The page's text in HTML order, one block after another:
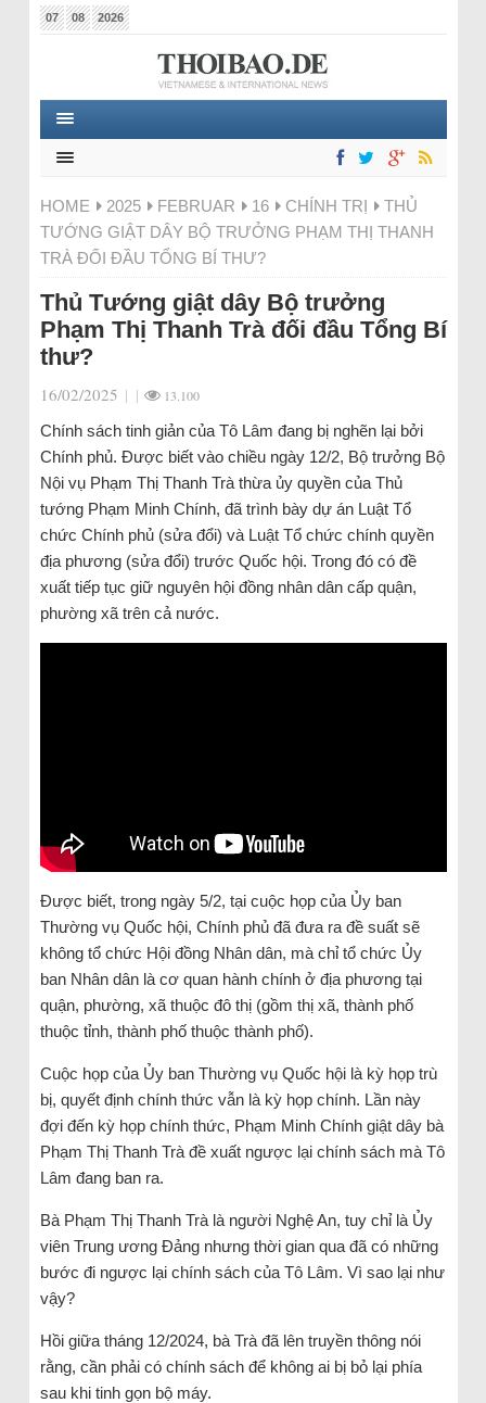
07 08 2026
HOME 2025 FEBRUAR 16 CHÍNH TRỊ
THỦ
TƯỚNG GIẬT DÂY BỘ TRƯỞNG PHẠM THỊ THANH
TRÀ ĐỐI ĐẦU TỔNG BÍ THƯ?
Thủ Tướng giật dây Bộ trưởng
Phạm Thị Thanh Trà đối đầu Tổng Bí
thư?
16/02/2025 | | 13.100
Chính sách tinh giản của Tô Lâm đang bị nghẽn lại bởi
Chính phủ. Được biết vào chiều ngày 12/2, Bộ trưởng Bộ
Nội vụ Phạm Thị Thanh Trà thừa ủy quyền của Thủ
tướng Phạm Minh Chính, đã trình bày dự án Luật Tổ
chức Chính phủ (sửa đổi) và Luật Tổ chức chính quyền
địa phương (sửa đổi) trước Quốc hội. Trong đó có đề
xuất tiếp tục giữ nguyên hội đồng nhân dân cấp quận,
phường xã trên cả nước.
Được biết, trong ngày 5/2, tại cuộc họp của Ủy ban
Thường vụ Quốc hội, Chính phủ đã đưa ra đề suất sẽ
không tổ chức Hội đồng Nhân dân, mà chỉ tổ chức Ủy
ban Nhân dân là cơ quan hành chính ở địa phương tại
quận, phường, xã thuộc đô thị (gồm thị xã, thành phố
thuộc tỉnh, thành phố thuộc thành phố).
Cuộc họp của Ủy ban Thường vụ Quốc hội là kỳ họp trù
bị, quyết định chính thức vẫn là kỳ họp chính. Lần này
đợi đến kỳ họp chính thức, Phạm Minh Chính giật dây bà
Phạm Thị Thanh Trà đề xuất ngược lại chính sách mà Tô
Lâm đang ban ra.
Bà Phạm Thị Thanh Trà là người Nghệ An, tuy chỉ là Ủy
viên Trung ương Đảng nhưng thời gian qua đã có những
bước đi ngược lại chính sách của Tô Lâm. Vì sao lại như
vậy?
Hồi giữa tháng 12/2024, bà Trà đã lên truyền thông nói
rằng, cần phải có chính sách để không ai bị bỏ lại phía
sau khi tinh gọn bộ máy.